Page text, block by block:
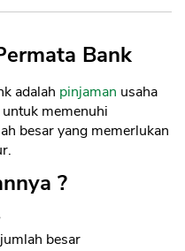
Bank
adalah pinjaman usaha
memenuhi
besar yang memerlukan
?
besar